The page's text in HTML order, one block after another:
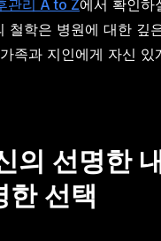
관리 A to Z에서 확인하
철학은 병원에 대한 깊
족과 지인에게 자신 있
의 선명한
한 선택